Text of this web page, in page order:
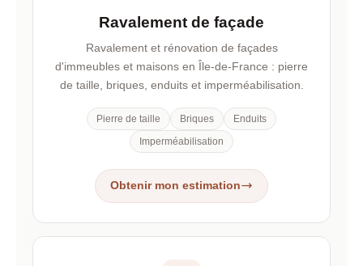
Ravalement de façade
Ravalement et rénovation de façades
d'immeubles et maisons en Île-de-France : pierre
de taille, briques, enduits et imperméabilisation.
Pierre de taille Briques Enduits
Imperméabilisation
Obtenir mon estimation